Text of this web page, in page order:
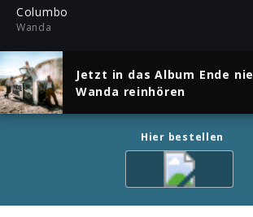
Columbo
Wanda
Jetzt in das Album Ende nie
Wanda reinhören
Hier bestellen